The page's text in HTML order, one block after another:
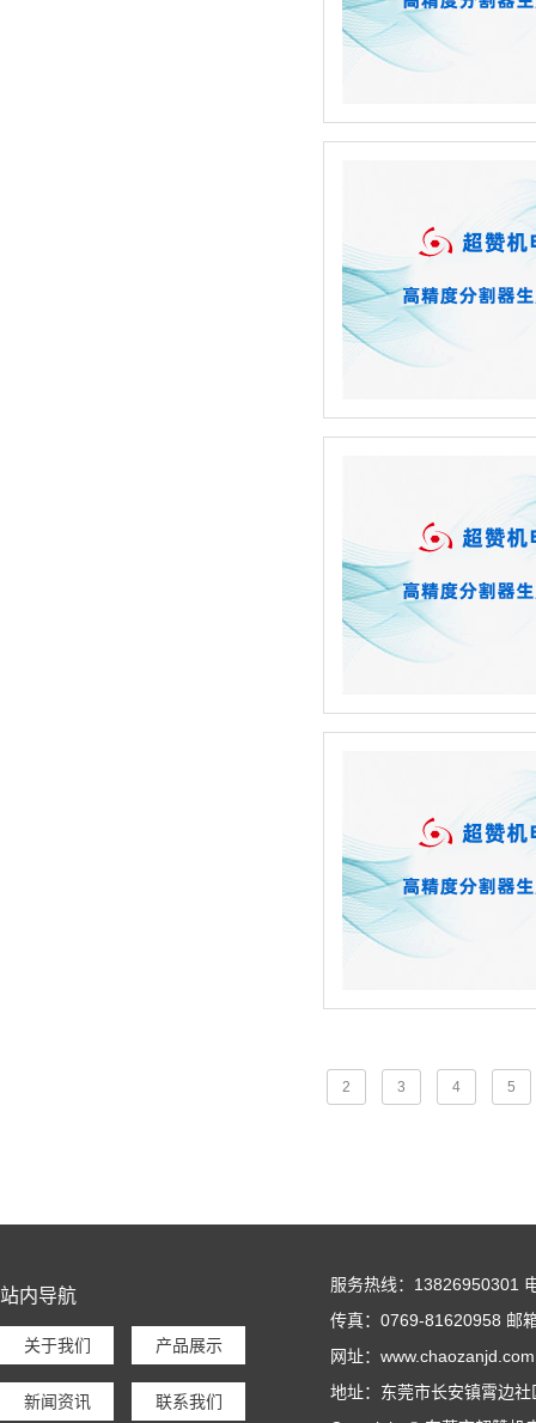
2 3 4 5
站内导航
关于我们 产品展示
新闻资讯 联系我们
服务热线：13826950301
传真：0769-81620958 邮
网址：www.chaozanjd.com
地址：东莞市长安镇霄边